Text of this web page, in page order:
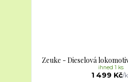
Zeuke - Dieselová
1 499 Kč/
ihned 1 ks